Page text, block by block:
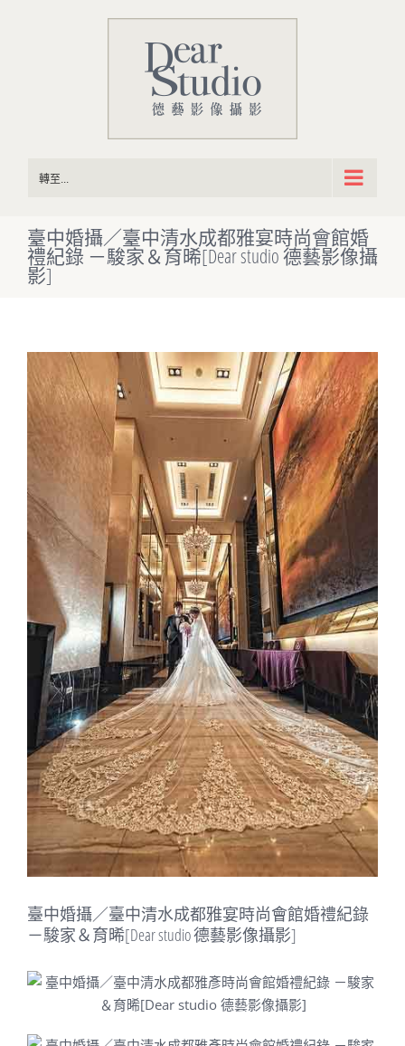
轉至...
臺中婚攝／臺中清水成都雅宴時尚會館婚
禮紀錄 －駿家＆育晞[Dear studio 德藝影像攝
影]
View
Larger
Image
臺中婚攝／臺中清水成都雅宴時尚會館婚禮紀錄
－駿家＆育晞[Dear studio 德藝影像攝影]